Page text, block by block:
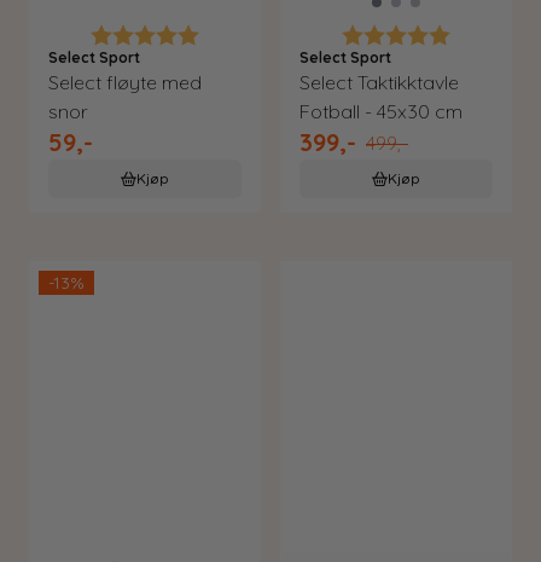
Karakter:
Select Sport
Select fløyte med
snor
59,-
Kjøp
Karakter:
Select Sport
Select Taktikktavle
Fotball - 45x30 cm
399,- 499,-
Kjøp
-13%